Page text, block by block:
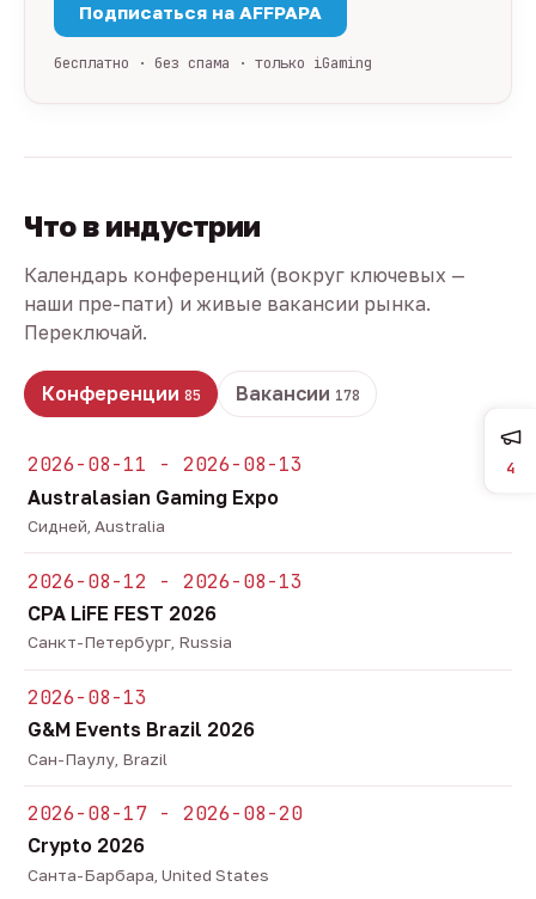
Подписаться на AFFPAPA
бесплатно · без спама · только iGaming
Что в индустрии
Календарь конференций (вокруг ключевых —
наши пре-пати) и живые вакансии рынка.
Переключай.
Конференции 85 Вакансии 178
2026-08-11 - 2026-08-13
Australasian Gaming Expo
Сидней, Australia
2026-08-12 - 2026-08-13
CPA LiFE FEST 2026
Санкт-Петербург, Russia
2026-08-13
G&M Events Brazil 2026
Сан-Паулу, Brazil
2026-08-17 - 2026-08-20
Crypto 2026
Санта-Барбара, United States
4